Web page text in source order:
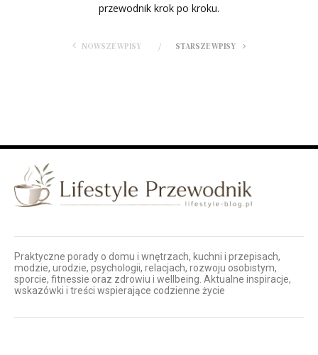
przewodnik krok po kroku.
NOWSZE WPISY STARSZE WPISY
Praktyczne porady o domu i wnętrzach, kuchni i przepisach,
modzie, urodzie, psychologii, relacjach, rozwoju osobistym,
sporcie, fitnessie oraz zdrowiu i wellbeing. Aktualne inspiracje,
wskazówki i treści wspierające codzienne życie